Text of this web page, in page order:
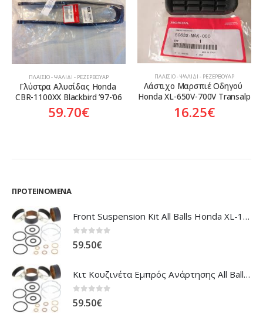
ΠΛΑΊΣΙΟ - ΨΑΛΊΔΙ - ΡΕΖΕΡΒΟΥΆΡ
Γλύστρα Αλυσίδας Honda
CBR-1100XX Blackbird ’97-’06
59.70€
ΠΛΑΊΣΙΟ - ΨΑΛΊΔΙ - ΡΕΖΕΡΒΟΥΆΡ
Λάστιχο Μαρσπιέ Οδηγού
Honda XL-650V-700V Transalp
16.25€
ΠΡΟΤΕΙΝΌΜΕΝΑ
Front Suspension Kit All Balls Honda XL-1000V Varadero
0 out of 5
59.50€
Κιτ Κουζινέτα Εμπρός Ανάρτησης All Balls Honda CBR-1100XX Blackbird
0 out of 5
59.50€